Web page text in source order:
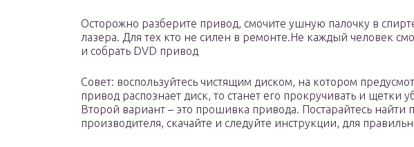
Осторожно разберите привод, смочите ушную палочку в
лазера. Для тех кто не силен в ремонте.Не каждый человек
и собрать DVD привод
Совет: воспользуйтесь чистящим диском, на котором
привод распознает диск, то станет его прокручивать и щетки
Второй вариант – это прошивка привода. Постарайтесь найти
производителя, скачайте и следуйте инструкции, для